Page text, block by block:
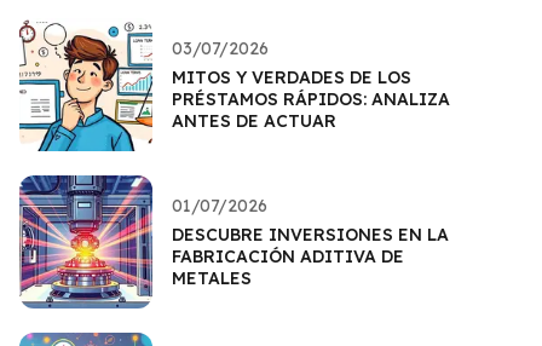
03/07/2026
MITOS Y VERDADES DE LOS
PRÉSTAMOS RÁPIDOS: ANALIZA
ANTES DE ACTUAR
01/07/2026
DESCUBRE INVERSIONES EN LA
FABRICACIÓN ADITIVA DE
METALES